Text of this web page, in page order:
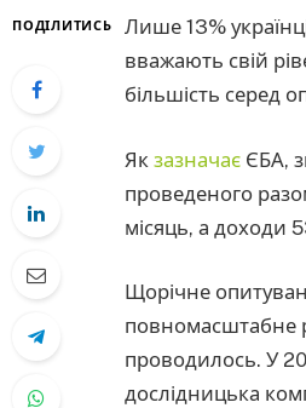
ПОДІЛИТИСЬ
Лише 13%
вважають свій
більшість серед
Як зазначає ЄБА,
проведеного
місяць, а доходи
Щорічне
повномасштабне
проводилось. У
дослідницька